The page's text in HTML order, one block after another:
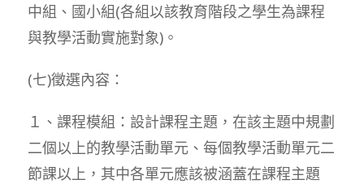
中組、國小組(各組以該教育階段之學生為課程
與教學活動實施對象)。
(七)徵選內容：
１、課程模組：設計課程主題，在該主題中規劃
二個以上的教學活動單元、每個教學活動單元二
節課以上，其中各單元應該被涵蓋在課程主題